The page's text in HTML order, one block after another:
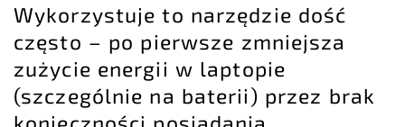
Wykorzystuje to narzędzie dość
często – po pierwsze zmniejsza
zużycie energii w laptopie
(szczególnie na baterii) przez brak